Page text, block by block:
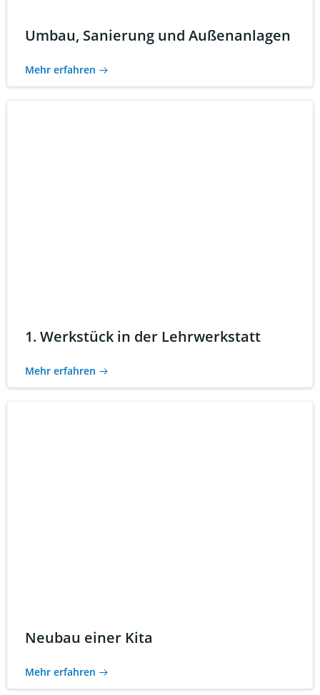
Umbau, Sanierung und Außenanlagen
Mehr erfahren
1. Werkstück in der Lehrwerkstatt
Mehr erfahren
Neubau einer Kita
Mehr erfahren